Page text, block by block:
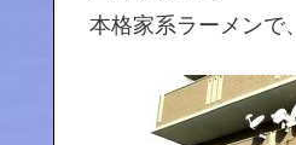
本格家系ラーメンで、